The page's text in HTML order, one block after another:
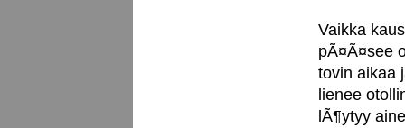
Vaikka
pÃ¤Ã¤see
tovin aikaa
lienee
lÃ¶ytyy